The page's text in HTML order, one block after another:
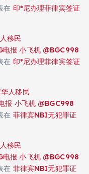
在 印*尼办理菲律宾签证
移民
报 小飞机 @BGC998
在 印*尼办理菲律宾签证
人移民
小飞机 @BGC998
在 菲律宾NBI无犯罪证
移民
报 小飞机 @BGC998
在 菲律宾NBI无犯罪证